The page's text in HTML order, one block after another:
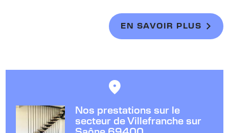
EN SAVOIR PLUS
Nos prestations sur le
secteur de Villefranche sur